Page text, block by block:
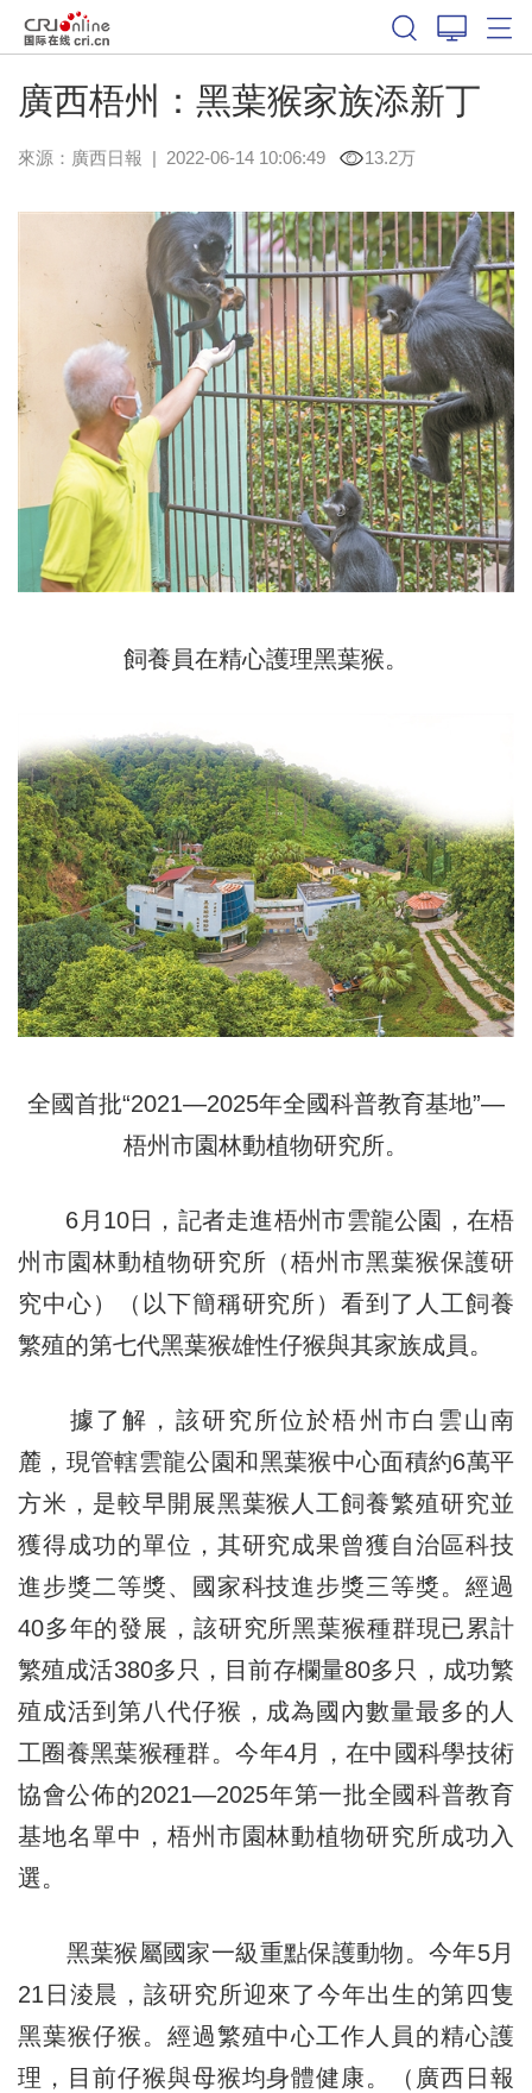
廣西梧州：黑葉猴家族添新丁
來源： 廣西日報 | 2022-06-14 10:06:49 13.2万
飼養員在精心護理黑葉猴。
全國首批“2021—2025年全國科普教育基地”—
梧州市園林動植物研究所。
6月10日，記者走進梧州市雲龍公園，在梧
州市園林動植物研究所（梧州市黑葉猴保護研
究中心）（以下簡稱研究所）看到了人工飼養
繁殖的第七代黑葉猴雄性仔猴與其家族成員。
據了解，該研究所位於梧州市白雲山南
麓，現管轄雲龍公園和黑葉猴中心面積約6萬平
方米，是較早開展黑葉猴人工飼養繁殖研究並
獲得成功的單位，其研究成果曾獲自治區科技
進步獎二等獎、國家科技進步獎三等獎。經過
40多年的發展，該研究所黑葉猴種群現已累計
繁殖成活380多只，目前存欄量80多只，成功繁
殖成活到第八代仔猴，成為國內數量最多的人
工圈養黑葉猴種群。今年4月，在中國科學技術
協會公佈的2021—2025年第一批全國科普教育
基地名單中，梧州市園林動植物研究所成功入
選。
黑葉猴屬國家一級重點保護動物。今年5月
21日淩晨，該研究所迎來了今年出生的第四隻
黑葉猴仔猴。經過繁殖中心工作人員的精心護
理，目前仔猴與母猴均身體健康。（廣西日報